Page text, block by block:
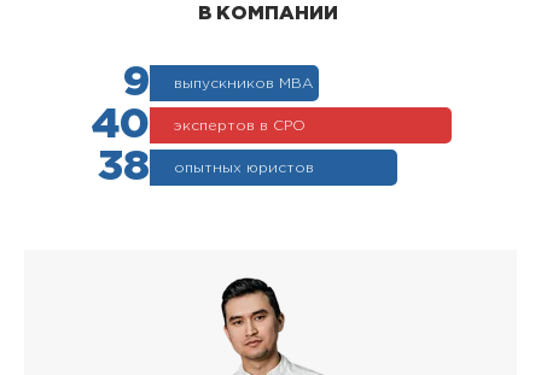
В КОМПАНИИ
9 выпускников МВА
40 экспертов в СРО
38 опытных юристов